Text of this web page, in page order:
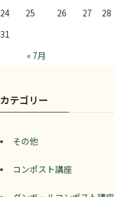
24
25 26 27 28
31
« 7月
カテゴリー
その他
コンポスト講座